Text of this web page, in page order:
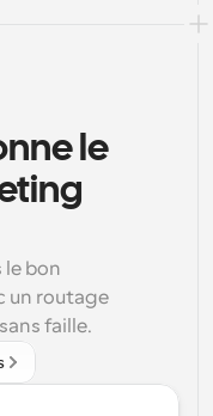
des appels
et mises à
minutes
avec plusieurs
le
le bon
un routage
faille.